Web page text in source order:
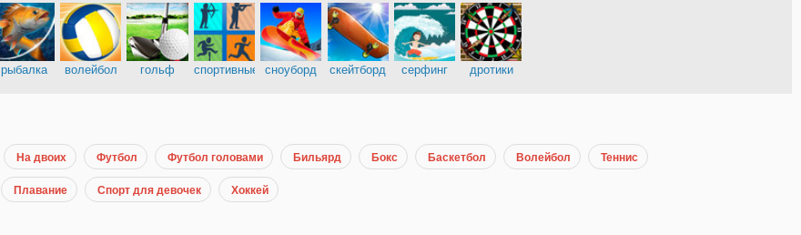
рыбалка волейбол гольф спортивные сноуборд скейтборд серфинг дротики
На двоих Футбол Футбол головами Бильярд Бокс Баскетбол Волейбол Теннис
Плавание Спорт для девочек Хоккей